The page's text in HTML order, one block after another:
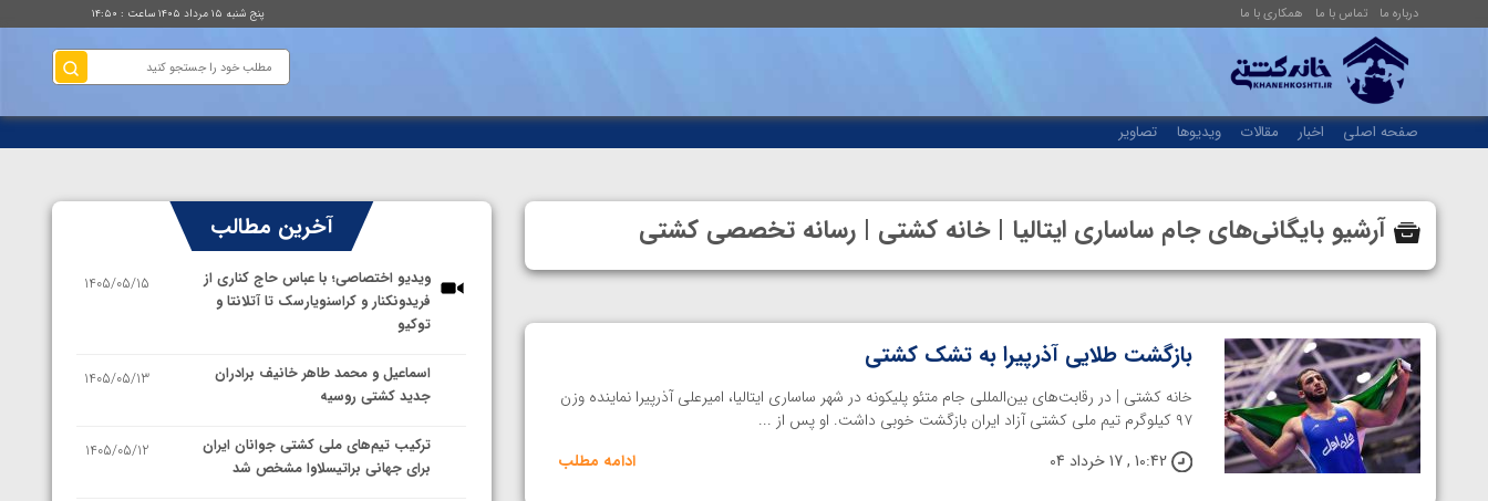
درباره ما تماس با ما همکاری با ما پنج شنبه ۱۵ مرداد ۱۴۰۵ ساعت : ۱۴:۵۰
صفحه اصلی اخبار مقالات ویدیوها تصاویر
آرشیو بایگانی‌های جام ساساری ایتالیا | خانه کشتی | رسانه تخصصی کشتی
بازگشت طلایی آذرپیرا به تشک کشتی
خانه کشتی | در رقابت‌های بین‌المللی جام متئو پلیکونه در شهر ساساری ایتالیا، امیرعلی آذرپیرا نماینده وزن
۹۷ کیلوگرم تیم ملی کشتی آزاد ایران بازگشت خوبی داشت. او پس از ...
10:42 , 17 خرداد 04
ادامه مطلب
آخرین مطالب
ویدیو اختصاصی؛ با عباس حاج کناری از
فریدونکنار و کراسنویارسک تا آتلانتا و
توکیو
1405/05/15
اسماعیل و محمد طاهر خانیف برادران
جدید کشتی روسیه
1405/05/13
ترکیب تیم‌های ملی کشتی جوانان ایران
برای جهانی براتیسلاوا مشخص شد
1405/05/12